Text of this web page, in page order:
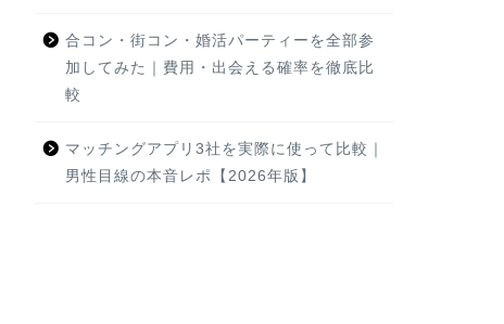
合コン・街コン・婚活パーティーを全部参
加してみた｜費用・出会える確率を徹底比
較
マッチングアプリ3社を実際に使って比較｜
男性目線の本音レポ【2026年版】